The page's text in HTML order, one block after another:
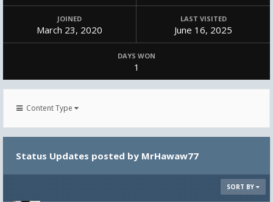
JOINED
March 23, 2020
LAST VISITED
June 16, 2025
DAYS WON
1
Content Type
Status Updates posted by MrHawaw77
SORT BY